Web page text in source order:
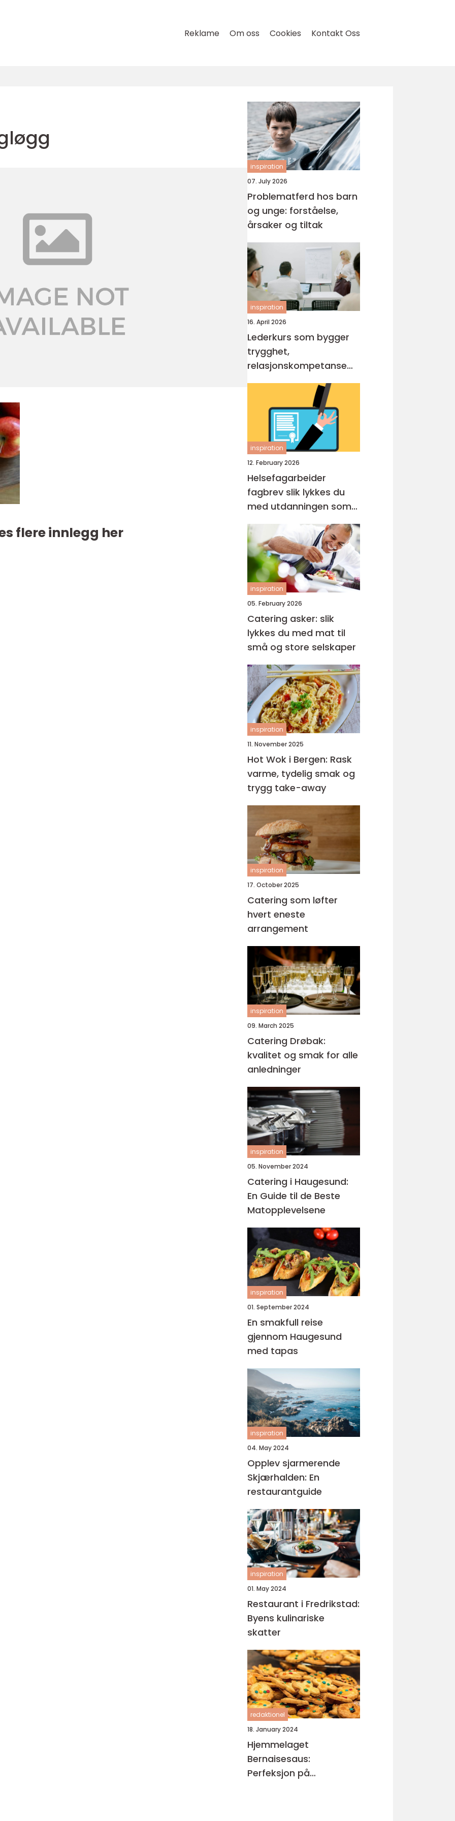
Reklame Om oss Cookies Kontakt Oss
flere innlegg her
inspiration
07. July 2026
Problematferd hos barn
og unge: forståelse,
årsaker og tiltak
inspiration
16. April 2026
Lederkurs som bygger
trygghet,
relasjonskompetanse
og praktiske ferdigheter
inspiration
12. February 2026
Helsefagarbeider
fagbrev slik lykkes du
med utdanningen som
voksen
inspiration
05. February 2026
Catering asker: slik
lykkes du med mat til
små og store selskaper
inspiration
11. November 2025
Hot Wok i Bergen: Rask
varme, tydelig smak og
trygg take-away
inspiration
17. October 2025
Catering som løfter
hvert eneste
arrangement
inspiration
09. March 2025
Catering Drøbak:
kvalitet og smak for alle
anledninger
inspiration
05. November 2024
Catering i Haugesund:
En Guide til de Beste
Matopplevelsene
inspiration
01. September 2024
En smakfull reise
gjennom Haugesund
med tapas
inspiration
04. May 2024
Opplev sjarmerende
Skjærhalden: En
restaurantguide
inspiration
01. May 2024
Restaurant i Fredrikstad:
Byens kulinariske
skatter
redaktionel
18. January 2024
Hjemmelaget
Bernaisesaus:
Perfeksjon på